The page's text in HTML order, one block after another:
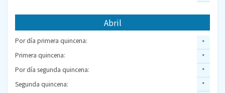
Abril
Por día primera quincena:
Primera quincena:
Por día segunda quincena:
Segunda quincena:
*
*
*
*